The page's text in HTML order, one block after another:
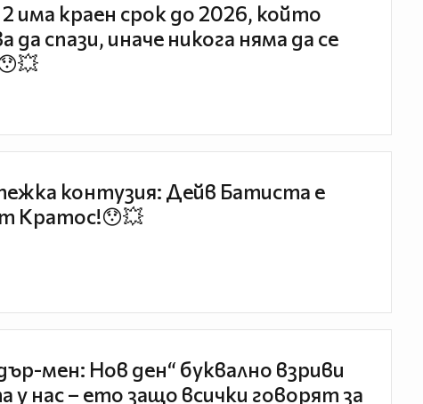
има краен срок до 2026, който
да спази, иначе никога няма да се
контузия: Дейв Батиста е
Кратос!😯💥
мен: Нов ден“ буквално взриви
у нас – ето защо всички говорят за